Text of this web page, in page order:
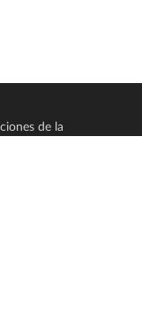
de la